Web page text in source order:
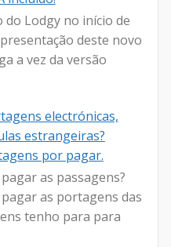
do Lodgy no início de
deste novo
a vez da versão
electrónicas,
estrangeiras?
por pagar.
as passagens?
as portagens das
tenho para para